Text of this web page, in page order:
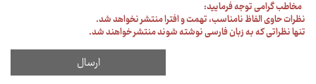
مخاطب گرامی توجه فرمایید:
نظرات حاوی الفاظ نامناسب، تهمت و افترا منتشر نخواهد شد.
تنها نظراتی که به زبان فارسی نوشته شوند منتشر خواهند شد.